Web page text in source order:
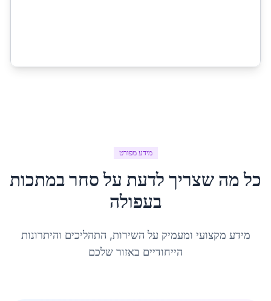
מידע מפורט
כל מה שצריך לדעת עלסחר במתכות
בעפולה
מידע מקצועי ומעמיק על השירות, התהליכים והיתרונות
הייחודיים באזור שלכם